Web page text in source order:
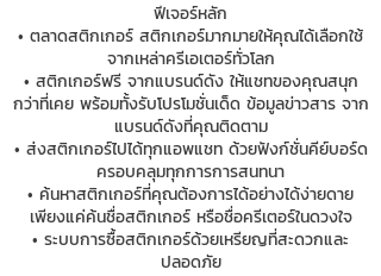
ฟีเจอร์หลัก
• ตลาดสติกเกอร์ สติกเกอร์มากมายให้คุณได้เลือกใช้
จากเหล่าครีเอเตอร์ทั่วโลก
• สติกเกอร์ฟรี จากแบรนด์ดัง ให้แชทของคุณสนุก
กว่าที่เคย พร้อมทั้งรับโปรโมชั่นเด็ด ข้อมูลข่าวสาร จาก
แบรนด์ดังที่คุณติดตาม
• ส่งสติกเกอร์ไปได้ทุกแอพแชท ด้วยฟังก์ชั่นคีย์บอร์ด
ครอบคลุมทุกการการสนทนา
• ค้นหาสติกเกอร์ที่คุณต้องการได้อย่างได้ง่ายดาย
เพียงแค่ค้นชื่อสติกเกอร์ หรือชื่อครีเตอร์ในดวงใจ
• ระบบการซื้อสติกเกอร์ด้วยเหรียญที่สะดวกและ
ปลอดภัย